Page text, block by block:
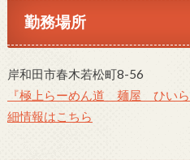
勤務場所
岸和田市春木若松町8-56
『極上らーめん道 麺屋 ひい
細情報はこちら